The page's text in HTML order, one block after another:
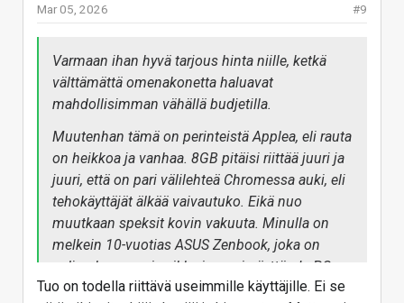
kamera, ulkoinen kovalevy, jne.
Öhh... luenko noita speksejä oikein? Toinen usb-
portti on vain USB2.0 nopeuksinen? Nyt on kyllä
halpuutusta!!
täyttänyt sopivan aukon, 13” ja airin painoisena
Ps. Dongle hiirelle 2026? Ei ainakaan Apple myy
tällaisia lisälaitteita
#9
Mar 05, 2026
Varmaan ihan hyvä tarjous hinta niille, ketkä
välttämättä omenakonetta haluavat
mahdollisimman vähällä budjetilla.
Muutenhan tämä on perinteistä Applea, eli rauta
on heikkoa ja vanhaa. 8GB pitäisi riittää juuri ja
juuri, että on pari välilehteä Chromessa auki, eli
tehokäyttäjät älkää vaivautuko. Eikä nuo
muutkaan speksit kovin vakuuta. Minulla on
melkein 10-vuotias ASUS Zenbook, joka on
paljon kevyempi vaikka isompi näyttö. Ja PC
kannettavista, vaikka ovatkin paljon kevyempiä
Tuo on todella riittävä useimmille käyttäjille. Ei se